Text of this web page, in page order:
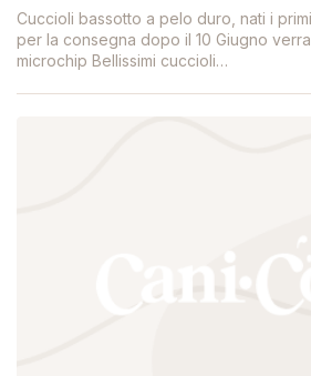
Cuccioli bassotto a pelo duro, nati i
per la consegna dopo il 10 Giugno
microchip Bellissimi cuccioli…